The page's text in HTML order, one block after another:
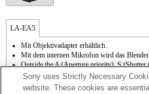
LA-EA5
Mit Objektivadapter erhältlich.
Mit dem internen Mikrofon wird das
Outside the A (Aperture priority), S
shutter speed and the aperture can not be
Die Funktion [Objektivkomp.]
Sony uses Strictly Necessary
website. These cookies are